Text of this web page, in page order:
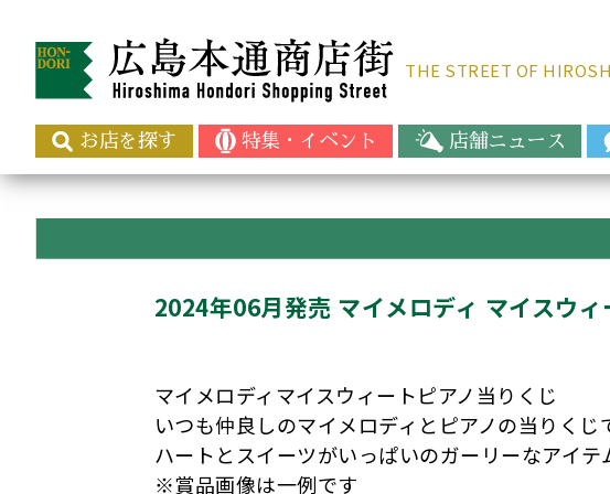
THE STREET OF
お店を探す 特集・イベント 店舗ニュース
2024年06月発売 マイメロディ マイスウ
マイメロディマイスウィートピアノ当りくじ
いつも仲良しのマイメロディとピアノの当りくじ
ハートとスイーツがいっぱいのガーリーなアイテ
※賞品画像は一例です